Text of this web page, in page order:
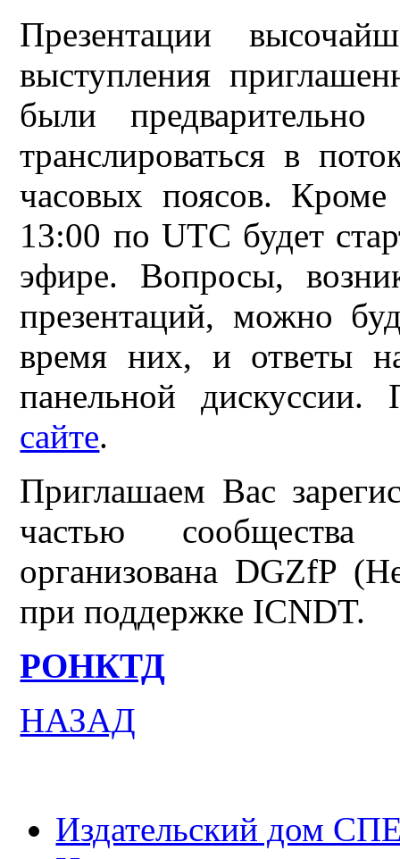
Презентации
выступления
были
транслироваться в
часовых поясов.
13:00 по UTC будет
эфире. Вопросы,
презентаций, можно
время них, и ответы
панельной
сайте.
Приглашаем Вас
частью
организована DGZfP
при поддержке ICNDT.
РОНКТД
НАЗАД
Издательский дом